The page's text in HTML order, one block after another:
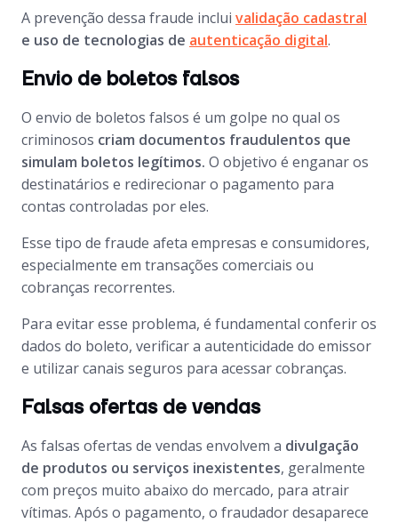
A prevenção dessa fraude inclui validação cadastral
e uso de tecnologias de autenticação digital.
Envio de boletos falsos
O envio de boletos falsos é um golpe no qual os
criminosos criam documentos fraudulentos que
simulam boletos legítimos. O objetivo é enganar os
destinatários e redirecionar o pagamento para
contas controladas por eles.
Esse tipo de fraude afeta empresas e consumidores,
especialmente em transações comerciais ou
cobranças recorrentes.
Para evitar esse problema, é fundamental conferir os
dados do boleto, verificar a autenticidade do emissor
e utilizar canais seguros para acessar cobranças.
Falsas ofertas de vendas
As falsas ofertas de vendas envolvem a divulgação
de produtos ou serviços inexistentes, geralmente
com preços muito abaixo do mercado, para atrair
vítimas. Após o pagamento, o fraudador desaparece